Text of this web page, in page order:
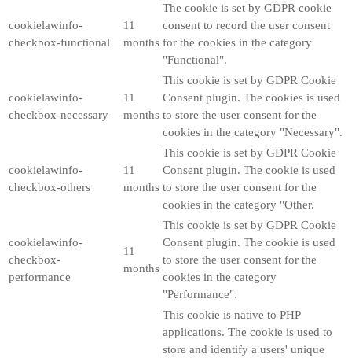
cookielawinfo-
checkbox-functional
11
months
The cookie is set by GDPR cookie
consent to record the user consent
for the cookies in the category
"Functional".
cookielawinfo-
checkbox-necessary
11
months
This cookie is set by GDPR Cookie
Consent plugin. The cookies is used
to store the user consent for the
cookies in the category "Necessary".
cookielawinfo-
checkbox-others
11
months
This cookie is set by GDPR Cookie
Consent plugin. The cookie is used
to store the user consent for the
cookies in the category "Other.
cookielawinfo-
checkbox-
performance
11
months
This cookie is set by GDPR Cookie
Consent plugin. The cookie is used
to store the user consent for the
cookies in the category
"Performance".
This cookie is native to PHP
applications. The cookie is used to
store and identify a users' unique